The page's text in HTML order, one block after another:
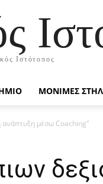
Ιστότοπος
ΜΟΝΙΜΕΣ
μέσω Coaching”